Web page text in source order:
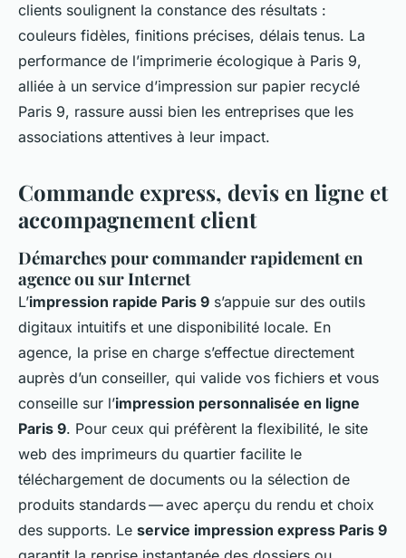
clients soulignent la constance des résultats :
couleurs fidèles, finitions précises, délais tenus. La
performance de l’imprimerie écologique à Paris 9,
alliée à un service d’impression sur papier recyclé
Paris 9, rassure aussi bien les entreprises que les
associations attentives à leur impact.
Commande express, devis en ligne et
accompagnement client
Démarches pour commander rapidement en
agence ou sur Internet
L’impression rapide Paris 9 s’appuie sur des outils
digitaux intuitifs et une disponibilité locale. En
agence, la prise en charge s’effectue directement
auprès d’un conseiller, qui valide vos fichiers et vous
conseille sur l’impression personnalisée en ligne
Paris 9. Pour ceux qui préfèrent la flexibilité, le site
web des imprimeurs du quartier facilite le
téléchargement de documents ou la sélection de
produits standards — avec aperçu du rendu et choix
des supports. Le service impression express Paris 9